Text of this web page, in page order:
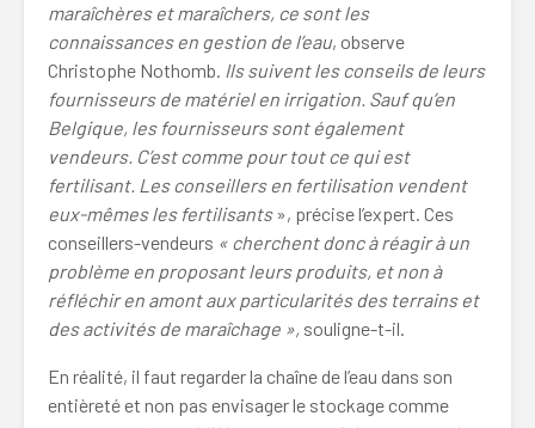
maraîchères et maraîchers, ce sont les
connaissances en gestion de l’eau, observe
Christophe Nothomb. Ils suivent les conseils de leurs
fournisseurs de matériel en irrigation. Sauf qu’en
Belgique, les fournisseurs sont également
vendeurs. C’est comme pour tout ce qui est
fertilisant. Les conseillers en fertilisation vendent
eux-mêmes les fertilisants », précise l’expert. Ces
conseillers-vendeurs « cherchent donc à réagir à un
problème en proposant leurs produits, et non à
réfléchir en amont aux particularités des terrains et
des activités de maraîchage », souligne-t-il.
En réalité, il faut regarder la chaîne de l’eau dans son
entièreté et non pas envisager le stockage comme